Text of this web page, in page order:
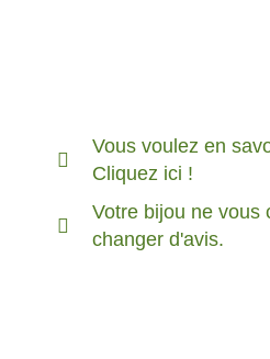
Vous voulez en
Cliquez ici !
Votre bijou ne vous
changer d'avis.